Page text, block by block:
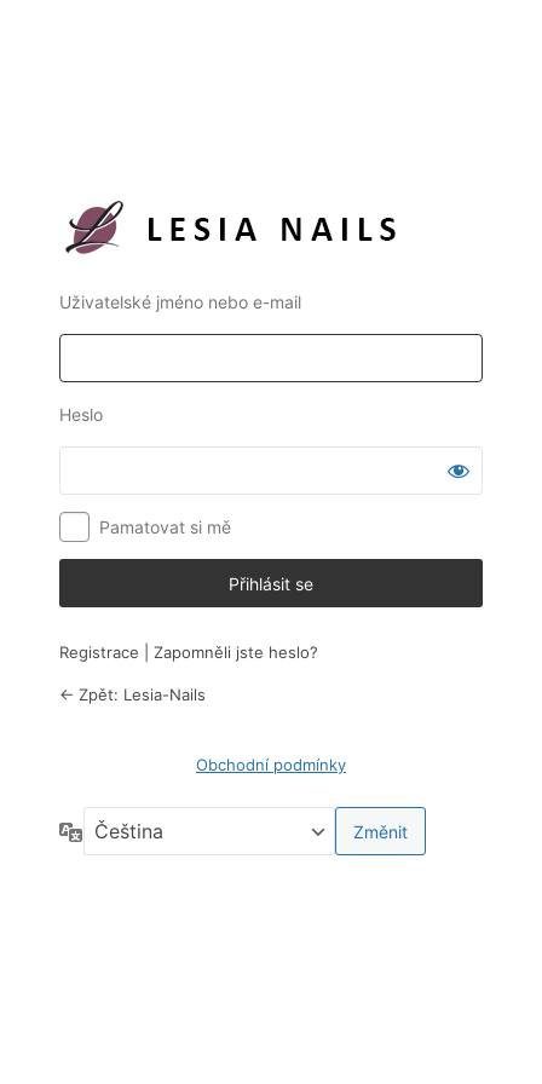
Uživatelské jméno nebo e-mail
Heslo
Pamatovat si mě
Registrace Zapomněli jste heslo?
← Zpět: Lesia-Nails
Obchodní podmínky